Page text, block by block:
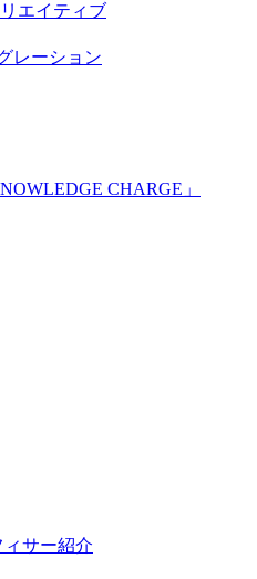
エイティブ
レーション
CHARGE」
サー紹介